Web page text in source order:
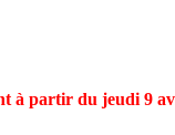
à partir du jeudi 9